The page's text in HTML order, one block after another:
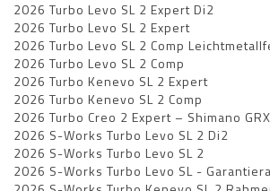
2026 Turbo Levo SL 2 Expert Di2
2026 Turbo Levo SL 2 Expert
2026 Turbo Levo SL 2 Comp
2026 Turbo Levo SL 2 Comp
2026 Turbo Kenevo SL 2 Expert
2026 Turbo Kenevo SL 2 Comp
2026 Turbo Creo 2 Expert – Shimano
2026 S-Works Turbo Levo SL 2 Di2
2026 S-Works Turbo Levo SL 2
2026 S-Works Turbo Levo SL -